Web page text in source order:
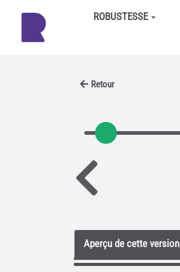
Aller au contenu principalROBUSTESSE
Retour
Aperçu de cette version